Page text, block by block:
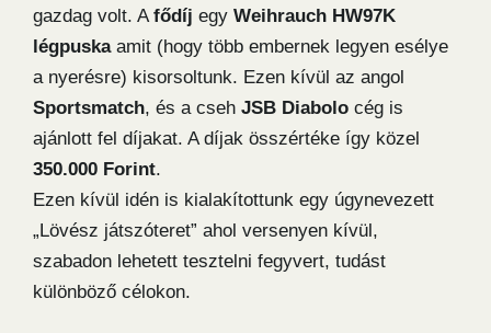
gazdag volt. Afődíj egy Weihrauch HW97K
légpuskaamit (hogy több embernek legyen esélye
a nyerésre) kisorsoltunk. Ezen kívül az angol
Sportsmatch, és a cseh JSB Diabolo cég is
ajánlott fel díjakat. A díjak összértéke így közel
350.000 Forint.
Ezen kívül idén is kialakítottunk egy úgynevezett
„Lövész játszóteret” ahol versenyen kívül,
szabadon lehetett tesztelni fegyvert, tudást
különböző célokon.